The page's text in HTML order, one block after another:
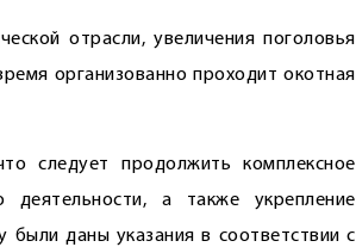
отрасли, увеличения поголовья
организованно проходит окотная
следует продолжить комплексное
деятельности, а также укрепление
были даны указания в соответствии с